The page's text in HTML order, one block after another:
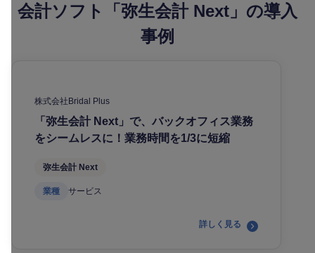
会計ソフト「弥生会計 Next」の導入
事例
株式会社Bridal Plus
「弥生会計 Next」で、バックオフィス業務
をシームレスに！業務時間を1/3に短縮
弥生会計 Next
業種 サービス
詳しく見る